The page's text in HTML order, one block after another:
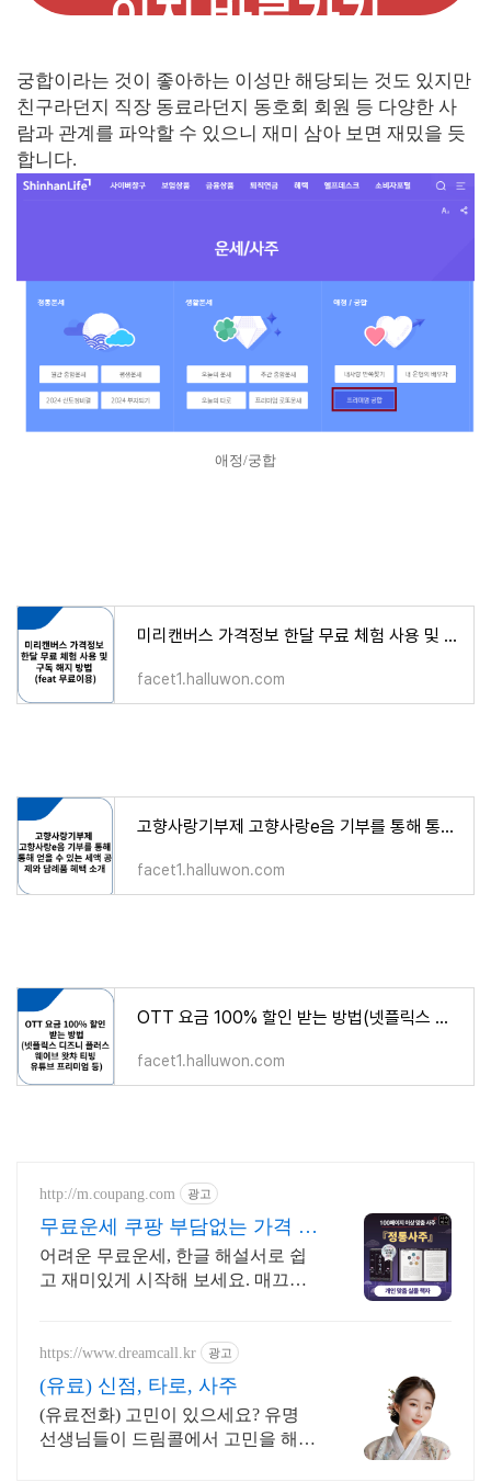
이지 바로가기
궁합이라는 것이 좋아하는 이성만 해당되는 것도 있지만
친구라던지 직장 동료라던지 동호회 회원 등 다양한 사
람과 관계를 파악할 수 있으니 재미 삼아 보면 재밌을 듯
합니다.
애정/궁합
미리캔버스 가격정보 한달 무료 체험 사용 및 구독 해지 방법 (feat 무료이용)
facet1.halluwon.com
고향사랑기부제 고향사랑e음 기부를 통해 통해 얻을 수 있는 세액 공제와 담례품 혜택 소개
facet1.halluwon.com
OTT 요금 100% 할인 받는 방법(넷플릭스 디즈니 플러스 웨이브 왓챠 티빙 유튜브 프리미엄 등)
facet1.halluwon.com
http://m.coupang.com 광고
무료운세 쿠팡 부담없는 가격 현
명한 선택
어려운 무료운세, 한글 해설서로 쉽
고 재미있게 시작해 보세요. 매끄러
https://www.dreamcall.kr 광고
(유료) 신점, 타로, 사주
(유료전화) 고민이 있으세요? 유명
선생님들이 드림콜에서 고민을 해결